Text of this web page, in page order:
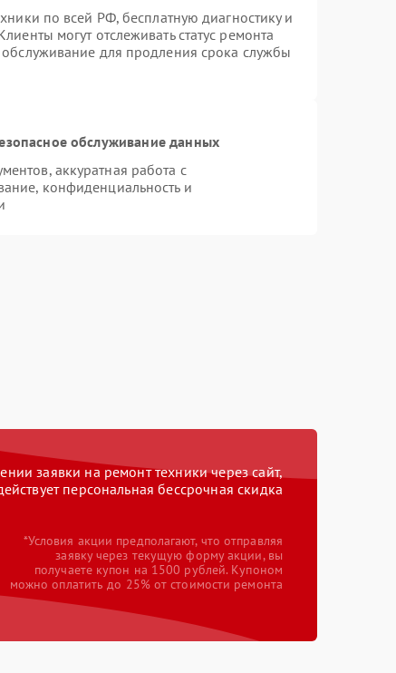
по всей РФ, бесплатную диагностику и
могут отслеживать статус ремонта
для продления срока службы
обслуживание данных
аккуратная работа с
конфиденциальность и
заявки на ремонт техники через сайт,
персональная бессрочная скидка
*Условия акции предполагают, что отправляя
заявку через текущую форму акции, вы
получаете купон на 1500 рублей. Купоном
можно оплатить до 25% от стоимости ремонта